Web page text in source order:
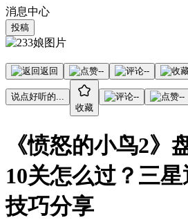
消息中心
投稿
返回 -- --
说点好听的...
收藏
-- --
《愤怒的小鸟2》
10关怎么过？三
技巧分享